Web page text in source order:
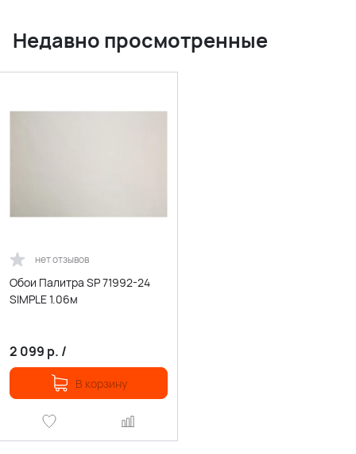
Недавно просмотренные
нет отзывов
Обои Палитра SP 71992-24
SIMPLE 1.06м
2 099 р. /
В корзину